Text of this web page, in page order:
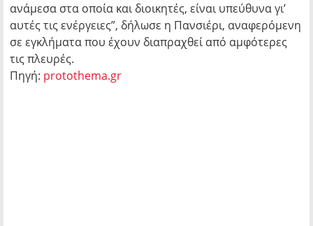
ανάμεσα στα οποία και διοικητές, είναι υπεύθυνα γι’
αυτές τις ενέργειες”, δήλωσε η Πανσιέρι, αναφερόμενη
σε εγκλήματα που έχουν διαπραχθεί από αμφότερες
τις πλευρές.
Πηγή: protothema.gr